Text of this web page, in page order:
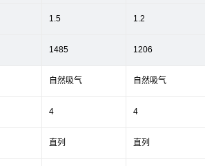
1.5 1.2
1485 1206
自然吸气 自然吸气
4 4
直列 直列